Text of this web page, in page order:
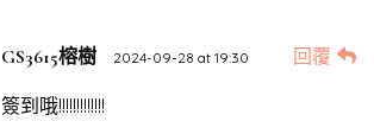
GS3615榕樹 2024-09-28 at 19:30 回覆
簽到哦!!!!!!!!!!!!!